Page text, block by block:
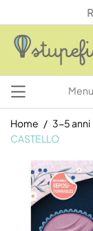
Menu
Home 3-5 anni
CASTELLO